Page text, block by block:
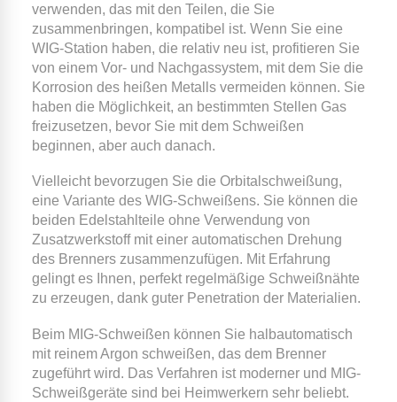
verwenden, das mit den Teilen, die Sie
zusammenbringen, kompatibel ist. Wenn Sie eine
WIG-Station haben, die relativ neu ist, profitieren Sie
von einem Vor- und Nachgassystem, mit dem Sie die
Korrosion des heißen Metalls vermeiden können. Sie
haben die Möglichkeit, an bestimmten Stellen Gas
freizusetzen, bevor Sie mit dem Schweißen
beginnen, aber auch danach.
Vielleicht bevorzugen Sie die Orbitalschweißung,
eine Variante des WIG-Schweißens. Sie können die
beiden Edelstahlteile ohne Verwendung von
Zusatzwerkstoff mit einer automatischen Drehung
des Brenners zusammenzufügen. Mit Erfahrung
gelingt es Ihnen, perfekt regelmäßige Schweißnähte
zu erzeugen, dank guter Penetration der Materialien.
Beim MIG-Schweißen können Sie halbautomatisch
mit reinem Argon schweißen, das dem Brenner
zugeführt wird. Das Verfahren ist moderner und MIG-
Schweißgeräte sind bei Heimwerkern sehr beliebt.